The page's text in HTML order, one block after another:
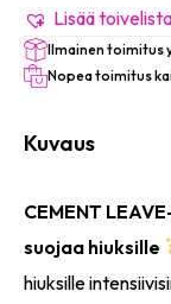
mask
200ml
määrä
Lisää
Ilmainen toimitus
Nopea toimitus
Kuvaus
CEMENT
suojaa hiuksille
hiuksille